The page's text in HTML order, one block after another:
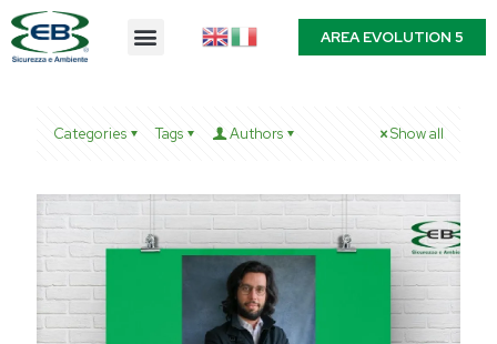
AREA EVOLUTION 5
Categories Tags Authors Show all